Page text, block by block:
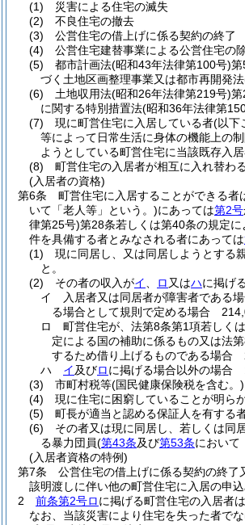
(1)
災害による住宅の滅失
(2)
不良住宅の撤去
(3)
公営住宅の借上げに係る契約の終了
(4)
公営住宅建替事業による公営住宅の
(5)
都市計画法(昭和43年法律第100号)第
づく土地区画整理事業又は都市再開発法
(6)
土地収用法(昭和26年法律第219号)第
に関する特別措置法(昭和36年法律第
(7)
現に町営住宅に入居している者(以下
等によって日常生活に身体の機能上の
ようとしている町営住宅に当該既存入
(8)
町営住宅の入居者が相互に入れ替わ
(入居者の資格)
第6条
町営住宅に入居することができる者
いて「老人等」という。)にあっては第2号
律第25号)第28条若しくは第40条の規定
件を具備する者とみなされる者にあっては
(1)
現に同居し、又は同居しようとする
と。
(2)
その者の収入がイ ロ 又はハに掲げ
イ
入居者又は同居者が障害者である
る場合として規則で定める場合
ロ
町営住宅が、法第8条第1項若しくは
定による国の補助に係るもの又は法
するため借り上げるものである場合
ハ
イ及びロに掲げる場合以外の場合
(3)
市町村税等(国民健康保険税を含む。)
(4)
現に住宅に困窮していることが明ら
(5)
町長が適当と認める保証人を有する
(6)
その者又は現に同居し、若しくは同
る暴力団員(第43条及び第53条において
(入居者資格の特例)
第7条
公営住宅の借上げに係る契約の終
該明渡しに伴い他の町営住宅に入居の申
2
前条第2号ロに掲げる町営住宅の入居者は
なお、当該災害により住宅を失った者でな